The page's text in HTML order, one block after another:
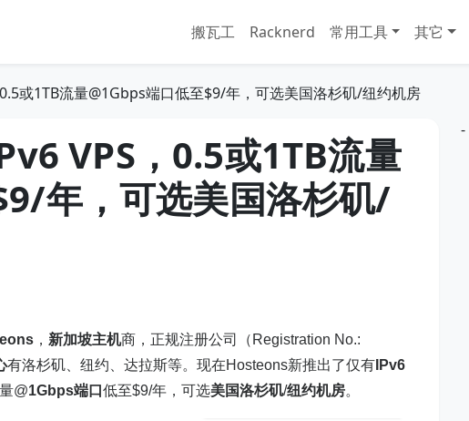
搬瓦工 Racknerd 常用工具 其它
或1TB流量@1Gbps端口低至$9/年，可选美国洛杉矶/纽约机房
VPS，0.5或1TB流量
年，可选美国洛杉矶/
， 新加坡主机商，正规注册公司（Registration No.:
有洛杉矶、纽约、达拉斯等。现在Hosteons新推出了仅有 IPv6
@1Gbps端口 低至$9/年，可选美国洛杉矶/纽约机房。
-